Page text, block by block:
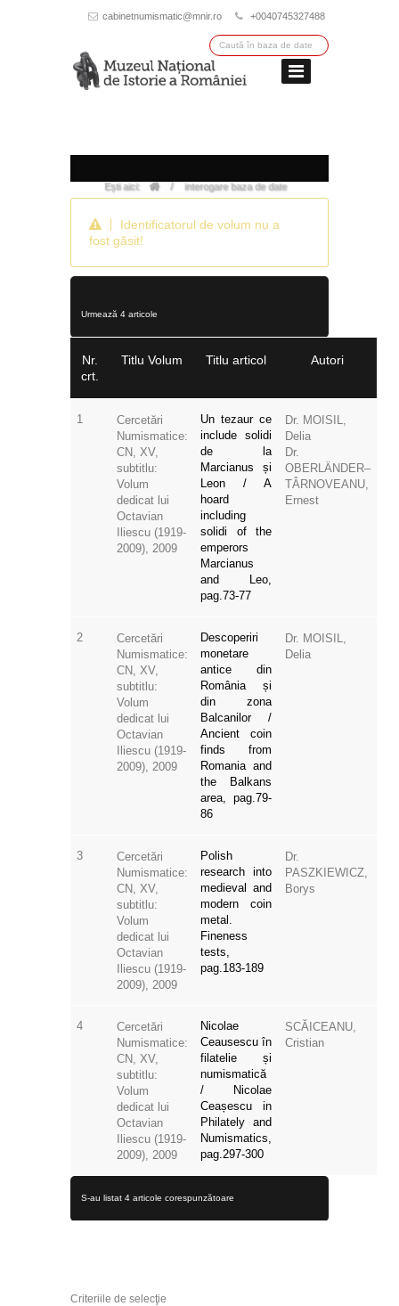
cabinetnumismatic@mnir.ro +0040745327488
Ești aici: / interogare baza de date
Identificatorul de volum nu a
fost găsit!
Urmează 4 articole
Nr.
crt.
Titlu Volum Titlu articol Autori
1
Cercetări
Numismatice:
CN, XV,
subtitlu:
Volum
dedicat lui
Octavian
Iliescu (1919-
2009), 2009
Un tezaur ce
include solidi
de la
Marcianus și
Leon / A
hoard
including
solidi of the
emperors
Marcianus
and Leo,
pag.73-77
Dr. MOISIL,
Delia
Dr.
OBERLÄNDER–
TÂRNOVEANU,
Ernest
2
Cercetări
Numismatice:
CN, XV,
subtitlu:
Volum
dedicat lui
Octavian
Iliescu (1919-
2009), 2009
Descoperiri
monetare
antice din
România și
din zona
Balcanilor /
Ancient coin
finds from
Romania and
the Balkans
area, pag.79-
86
Dr. MOISIL,
Delia
3
Cercetări
Numismatice:
CN, XV,
subtitlu:
Volum
dedicat lui
Octavian
Iliescu (1919-
2009), 2009
Polish
research into
medieval and
modern coin
metal.
Fineness
tests,
pag.183-189
Dr.
PASZKIEWICZ,
Borys
4
Cercetări
Numismatice:
CN, XV,
subtitlu:
Volum
dedicat lui
Octavian
Iliescu (1919-
2009), 2009
Nicolae
Ceausescu în
filatelie și
numismatică
/ Nicolae
Ceașescu in
Philately and
Numismatics,
pag.297-300
SCĂICEANU,
Cristian
S-au listat 4 articole corespunzătoare
Criteriile de selecţie